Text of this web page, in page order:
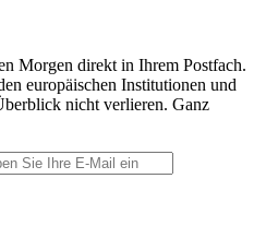
Morgen direkt in Ihrem Postfach.
europäischen Institutionen und
nicht verlieren. Ganz